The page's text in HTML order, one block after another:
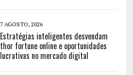
7 AGOSTO, 2026
Estratégias inteligentes desvendam
thor fortune online e oportunidades
lucrativas no mercado digital